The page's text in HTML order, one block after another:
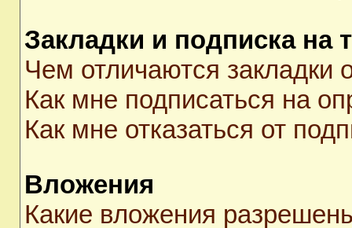
Закладки и подписка на
Чем отличаются закладки
Как мне подписаться на
Как мне отказаться от
Вложения
Какие вложения